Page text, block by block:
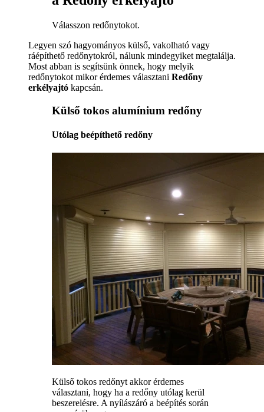
Válasszon redőnytokot.
Legyen szó hagyományos külső, vakolható vagy
ráépíthető redőnytokról, nálunk mindegyiket megtalálja.
Most abban is segítsünk önnek, hogy melyik
redőnytokot mikor érdemes választani Redőny
erkélyajtó kapcsán.
Külső tokos alumínium redőny
Utólag beépíthető redőny
Külső tokos redőnyt akkor érdemes
választani, hogy ha a redőny utólag kerül
beszerelésre. A nyílászáró a beépítés során